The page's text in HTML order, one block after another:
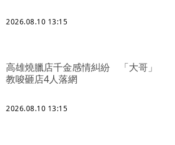
2026.08.10 13:15
高雄燒臘店千金感情糾紛 「大哥」
教唆砸店4人落網
2026.08.10 13:15